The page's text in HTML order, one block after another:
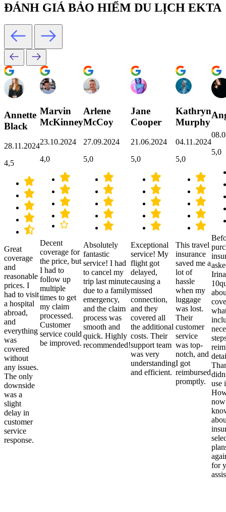
ĐÁNH GIÁ BẢO HIỂM DU LỊCH EKTA
Annette
Black
28.11.2024
4,5
Great
coverage
and
reasonable
prices. I
had to visit
a hospital
abroad,
and
everything
was
covered
without
any issues.
The only
downside
was a
slight
delay in
customer
service
response.
Marvin
McKinney
23.10.2024
4,0
Decent
coverage for
the price, but
I had to
follow up
multiple
times to get
my claim
processed.
Customer
service could
be improved.
Arlene
McCoy
27.09.2024
5,0
Absolutely
fantastic
service! I had
to cancel my
trip last minute
due to a family
emergency,
and the claim
process was
smooth and
quick. Highly
recommended!
Jane
Cooper
21.06.2024
5,0
Exceptional
service! My
flight got
delayed,
causing a
missed
connection,
and they
covered all
the additional
costs. Their
support team
was very
understanding
and efficient.
Kathryn
Murphy
04.11.2024
5,0
This travel
insurance
saved me a
lot of
hassle
when my
luggage
was lost.
Their
customer
service
was top-
notch, and
I got
reimbursed
promptly.
5,0
use
for